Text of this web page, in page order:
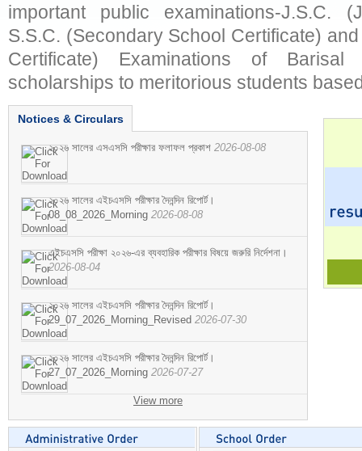
important public examinations-J.S.C.
S.S.C. (Secondary School Certificate)
Certificate) Examinations of
scholarships to meritorious students
Notices & Circulars
২০২৬ সালের এসএসসি পরীক্ষার ফলাফল প্রকাশ 2026-08-08
২০২৬ সালের এইচএসসি পরীক্ষার দৈনন্দিন রিপোর্ট।
08_08_2026_Morning 2026-08-08
এইচএসসি পরীক্ষা ২০২৬-এর ব্যবহারিক পরীক্ষার বিষয়ে জরুরি নির্দেশনা।
2026-08-04
২০২৬ সালের এইচএসসি পরীক্ষার দৈনন্দিন রিপোর্ট।
29_07_2026_Morning_Revised 2026-07-30
২০২৬ সালের এইচএসসি পরীক্ষার দৈনন্দিন রিপোর্ট।
27_07_2026_Morning 2026-07-27
View more